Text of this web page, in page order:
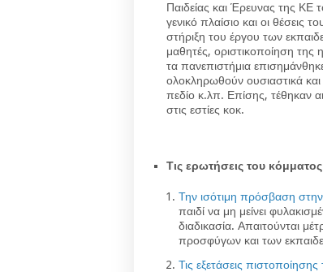
Παιδείας και Έρευνας της
γενικό πλαίσιο και οι
στήριξη του έργου των
μαθητές, οριστικοποίηση της
τα πανεπιστήμια
ολοκληρωθούν ουσιαστικά και
πεδίο κ.λπ. Επίσης, τέθηκαν
στις εστίες κοκ.
Τις ερωτήσεις του
Την ισότιμη πρόσβαση
παιδί να μη μείνει
διαδικασία. Απαιτούνται
προσφύγων και των
Τις εξετάσεις